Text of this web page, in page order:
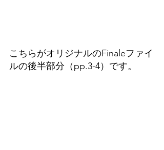
こちらがオリジナルのFinaleファイ
ルの後半部分（pp.3-4）です。